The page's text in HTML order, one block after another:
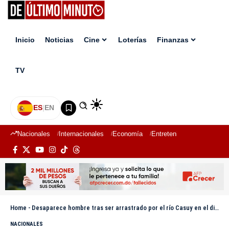
Inicio Noticias Cine Loterías Finanzas
TV
ES|EN
Nacionales Internacionales Economía Entretenimiento
Home - Desaparece hombre tras ser arrastrado por el río Casuy en el distrito municipal El Puerto
NACIONALES